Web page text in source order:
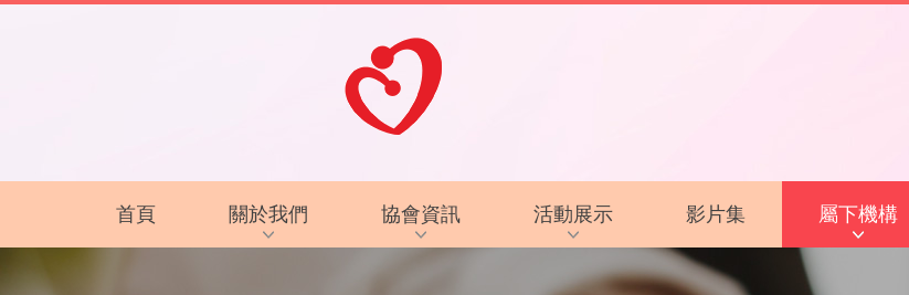
首頁 關於我們 協會資訊 活動展示
活動花絮
影片集 屬下機構
啟智學校